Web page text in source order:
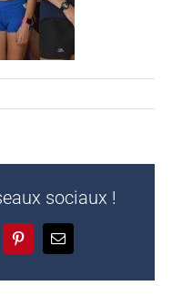
sociaux !
PinterestEmail